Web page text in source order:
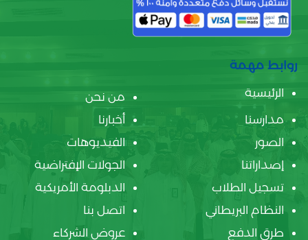
روابط مهمة
الرئيسية
من نحن
مدارسنا
أخبارنا
الصور
الفيديوهات
إصداراتنا
الجولات الإفتراضية
تسجيل الطلاب
الدبلومة الأمريكية
النظام البريطاني
اتصل بنا
طرق الدفع
عروض الشركاء